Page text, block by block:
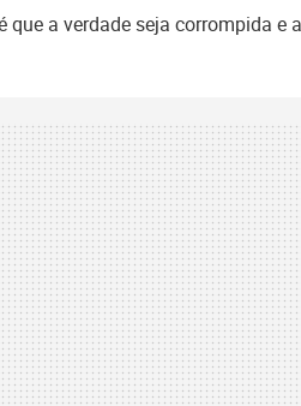
que a verdade seja corrompida